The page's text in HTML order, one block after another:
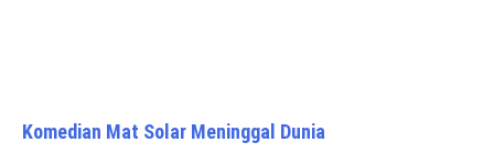
Komedian Mat Solar Meninggal Dunia